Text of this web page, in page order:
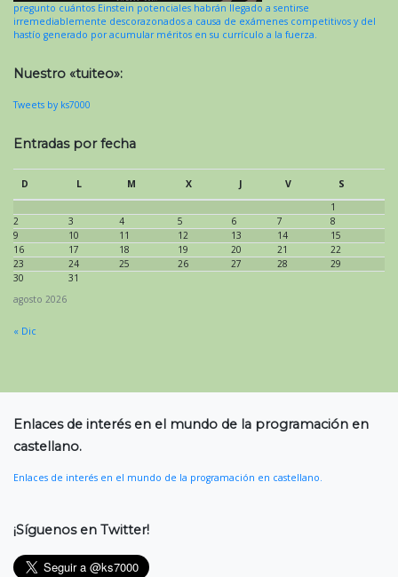
pregunto cuántos Einstein potenciales habrán llegado a sentirse
irremediablemente descorazonados a causa de exámenes competitivos y del
hastío generado por acumular méritos en su currículo a la fuerza.
Nuestro «tuiteo»:
Tweets by ks7000
Entradas por fecha
agosto 2026
D L M X J V
S
1
2
3 4 5 6 7
8
9
10 11 12 13 14
15
16
17 18 19 20 21
22
23
24 25 26 27 28
29
30
31
« Dic
Enlaces de interés en el mundo de la programación en
castellano.
Enlaces de interés en el mundo de la programación en castellano.
¡Síguenos en Twitter!